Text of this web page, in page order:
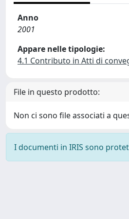
Anno
2001
Appare nelle tipologie:
4.1 Contributo in Atti di
File in questo prodotto:
Non ci sono file associati a
I documenti in IRIS sono